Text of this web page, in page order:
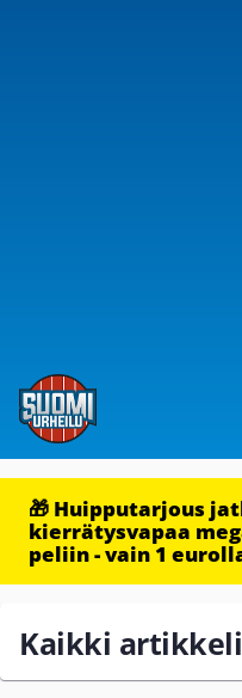
🎁 Huipputarjous
kierrätysvapaa
peliin - vain 1
Kaikki